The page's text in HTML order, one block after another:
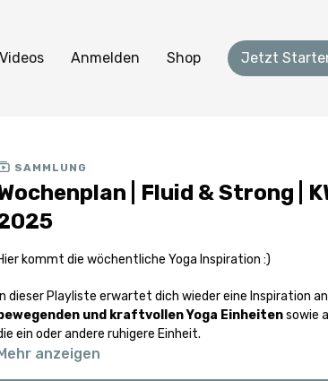
Anmelden Shop Jetzt
SAMMLUNG
| Fluid & Strong |
kommt die wöchentliche Yoga Inspiration :)
In dieser Playliste erwartet dich wieder eine Inspiration an
bewegenden und kraftvollen Yoga Einheitensowie
ein oder andere ruhigere Einheit.
anzeigen